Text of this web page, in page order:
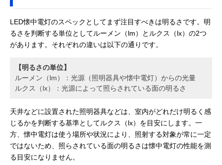
LED懐中電灯のスペックとしてまず注目すべきは明るさです。明
るさを判断する単位としてルーメン（lm）とルクス（lx）の2つ
があります。それぞれの違いは以下の通りです。
【明るさの単位】
ルーメン（lm）：光源（照明器具や懐中電灯）からの光量
ルクス（lx）：光源によって照らされている面の明るさ
天井などに設置された照明器具などは、室内がどれだけ明るく感
じるかを判断する基準としてルクス（lx）を目安にします。一
方、懐中電灯は使う場所や状況により、照射する対象が常に一定
ではないため、照らされている面の明るさは懐中電灯の性能を測
る目安になりません。